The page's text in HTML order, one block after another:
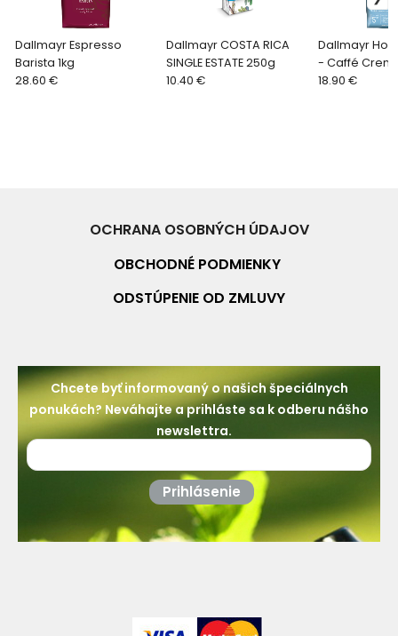
Dallmayr Espresso
Barista 1kg
28.60 €
Dallmayr COSTA RICA
SINGLE ESTATE 250g
10.40 €
Dallmayr
- Caffé
18.90 €
OCHRANA OSOBNÝCH ÚDAJOV
OBCHODNÉ PODMIENKY
ODSTÚPENIE OD ZMLUVY
Chcete byť informovaný o našich špeciálnych
ponukách? Neváhajte a prihláste sa k odberu nášho
newslettra.
Prihlásenie